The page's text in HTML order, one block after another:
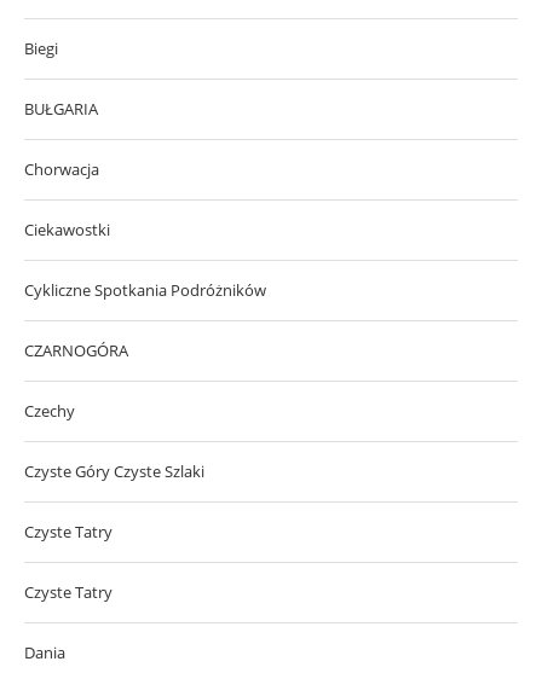
Biegi
BUŁGARIA
Chorwacja
Ciekawostki
Cykliczne Spotkania Podróżników
CZARNOGÓRA
Czechy
Czyste Góry Czyste Szlaki
Czyste Tatry
Czyste Tatry
Dania